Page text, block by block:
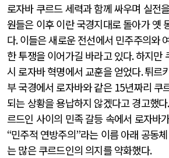
로자바 쿠르드 세력과 함께 싸우며 실전
원들은 이후 이란 국경지대로 돌아가 옛
다.이들은 새로운 전선에서 민주주의와
한 투쟁을 이어가길 바라고 있다.하지만
시 로자바 혁명에서 교훈을 얻었다.튀르
부 국경에서 로자바와 같은 15년짜리 쿠
되는 상황을 용납하지 않겠다고 경고했다.
르드인 사이의 민족 갈등 속에서 로자바
“민주적 연방주의”라는 이름 아래 공동
는 많은 쿠르드인의 의지를 약화했다.